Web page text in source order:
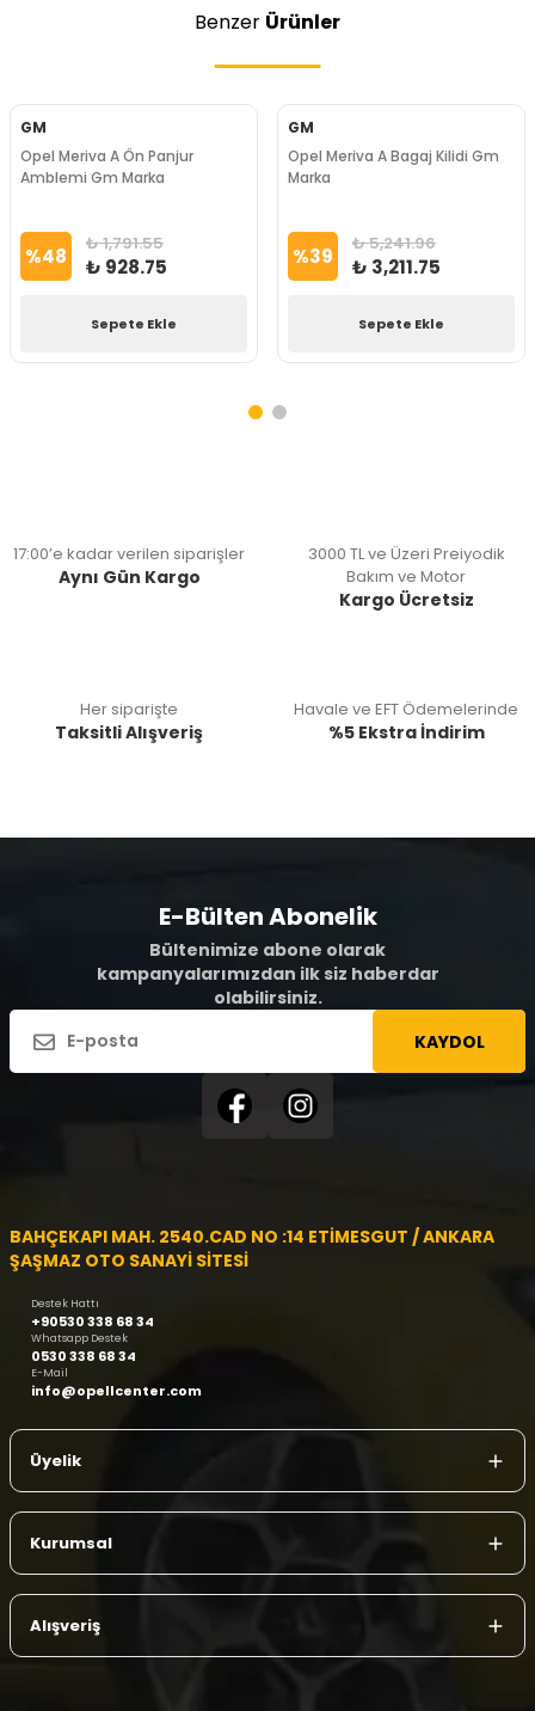
Benzer Ürünler
GM
Opel Meriva A Ön Panjur
Amblemi Gm Marka
%48 ₺ 1,791.55
₺ 928.75
Sepete Ekle
GM
Opel Meriva A Bagaj Kilidi Gm
Marka
%39 ₺ 5,241.96
₺ 3,211.75
Sepete Ekle
17:00’e kadar verilen siparişler
Aynı Gün Kargo
3000 TL ve Üzeri Preiyodik
Bakım ve Motor
Kargo Ücretsiz
Her siparişte
Taksitli Alışveriş
Havale ve EFT Ödemelerinde
%5 Ekstra İndirim
E-Bülten Abonelik
Bültenimize abone olarak
kampanyalarımızdan ilk siz haberdar
olabilirsiniz.
KAYDOL
BAHÇEKAPI MAH. 2540.CAD NO :14 ETİMESGUT / ANKARA
ŞAŞMAZ OTO SANAYİ SİTESİ
Destek Hattı
+90530 338 68 34
Whatsapp Destek
0530 338 68 34
E-Mail
info@opellcenter.com
Üyelik
Kurumsal
Alışveriş